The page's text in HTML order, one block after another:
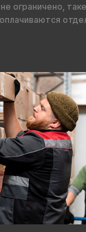
ограничено,